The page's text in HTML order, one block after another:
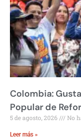
Colombia:
Popular de
5 de agosto, 2026 No
Leer más »